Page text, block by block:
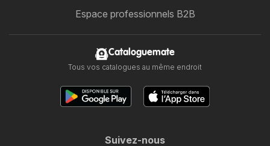
Espace professionnels B2B
Cataloguemate
Tous vos catalogues au même endroit
Suivez-nous